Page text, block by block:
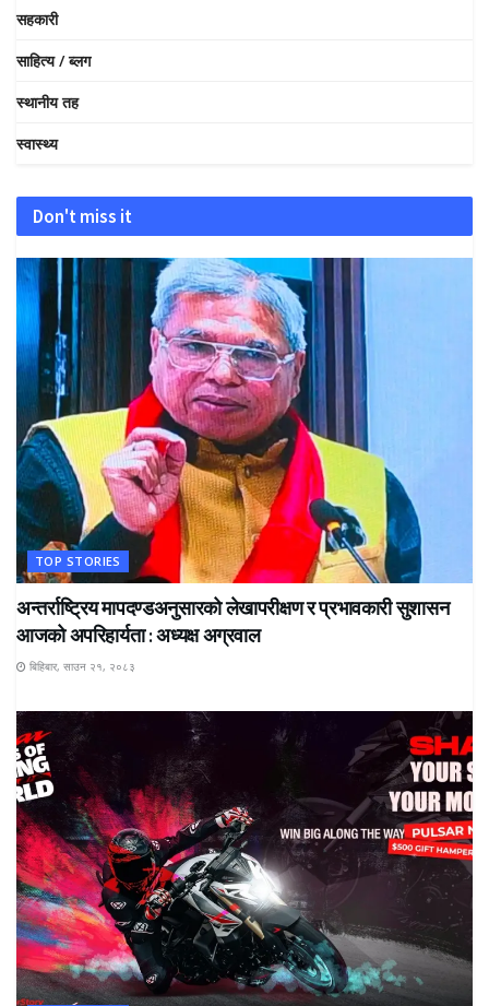
सहकारी
साहित्य / ब्लग
स्थानीय तह
स्वास्थ्य
Don't miss it
TOP STORIES
अन्तर्राष्ट्रिय मापदण्डअनुसारको लेखापरीक्षण र प्रभावकारी सुशासन
आजको अपरिहार्यता : अध्यक्ष अग्रवाल
बिहिबार, साउन २१, २०८३